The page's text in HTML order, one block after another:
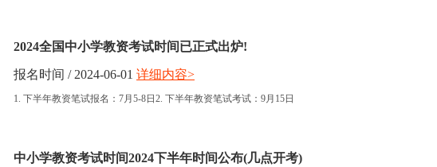
2024全国中小学教资考试时间已正式出炉!
报名时间 / 2024-06-01
1. 下半年教资笔试报名：7月5-8日2. 下半年教资笔试考试：9月15日
详细内容>
中小学教资考试时间2024下半年时间公布(几点开考)